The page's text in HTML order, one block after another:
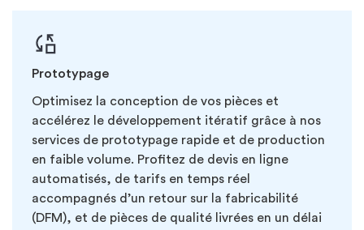
Prototypage
Optimisez la conception de vos pièces et
accélérez le développement itératif grâce à nos
services de prototypage rapide et de production
en faible volume. Profitez de devis en ligne
automatisés, de tarifs en temps réel
accompagnés d’un retour sur la fabricabilité
(DFM), et de pièces de qualité livrées en un délai